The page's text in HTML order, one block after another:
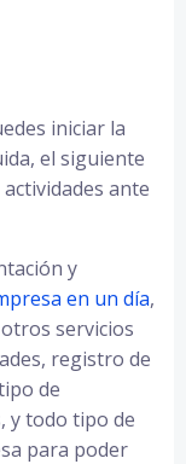
iniciar la
el siguiente
ante
y
en un día,
servicios
registro de
de
y todo tipo de
para poder